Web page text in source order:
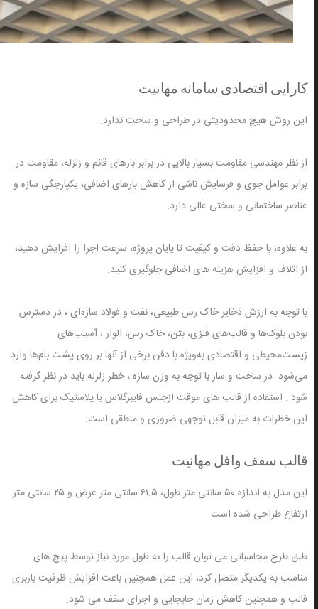
کارایی اقتصادی سامانه مهانیت
این روش هیچ محدودیتی در طراحی و ساخت ندارد.
از نظر مهندسی مقاومت بسیار بالایی در برابر بارهای قائم و زلزله، مقاومت در
برابر عوامل جوی و فرسایش ناشی از کاهش بارهای اضافی، یکپارچگی سازه و
عناصر ساختمانی و سختی عالی دارد.
به علاوه، با حفظ دقت و کیفیت تا پایان پروژه، سرعت اجرا را افزایش دهید،
از اتلاف و افزایش هزینه های اضافی جلوگیری کنید.
با توجه به ارزش ذخایر خاک رس طبیعی، نفت و فولاد سازه‌ای ، در دسترس
بودن بلوک‌ها و قالب‌های فلزی، بتن، خاک رس، الوار ، آسیب‌های
زیست‌محیطی و اقتصادی به‌ویژه با دفن برخی از آنها بر روی پشت بام‌ها وارد
می‌شود. در ساخت و ساز با توجه به وزن سازه ، خطر زلزله باید در نظر گرفته
شود . استفاده از قالب های موقت ازجنس فایبرگلاس یا پلاستیک برای کاهش
این خطرات به میزان قابل توجهی ضروری و منطقی است.
قالب سقف وافل مهانیت
این مدل به اندازه ۵۰ سانتی متر طول، ۶۱.۵ سانتی متر عرض و ۲۵ سانتی متر
ارتفاع طراحی شده است.
طبق طرح محاسباتی می توان قالب را به طول مورد نیاز توسط پیچ های
مناسب به یکدیگر متصل کرد، این عمل همچنین باعث افزایش ظرفیت باربری
قالب و همچنین کاهش زمان جابجایی و اجرای سقف می شود.